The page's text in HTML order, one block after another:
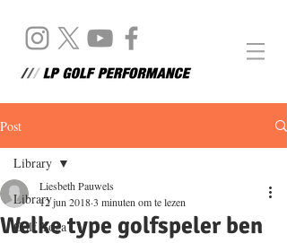
Post
Library
Golf Yoga
Library
Welke type golfspeler ben
Liesbeth Pauwels
12 jun 20183 minuten om te lezen